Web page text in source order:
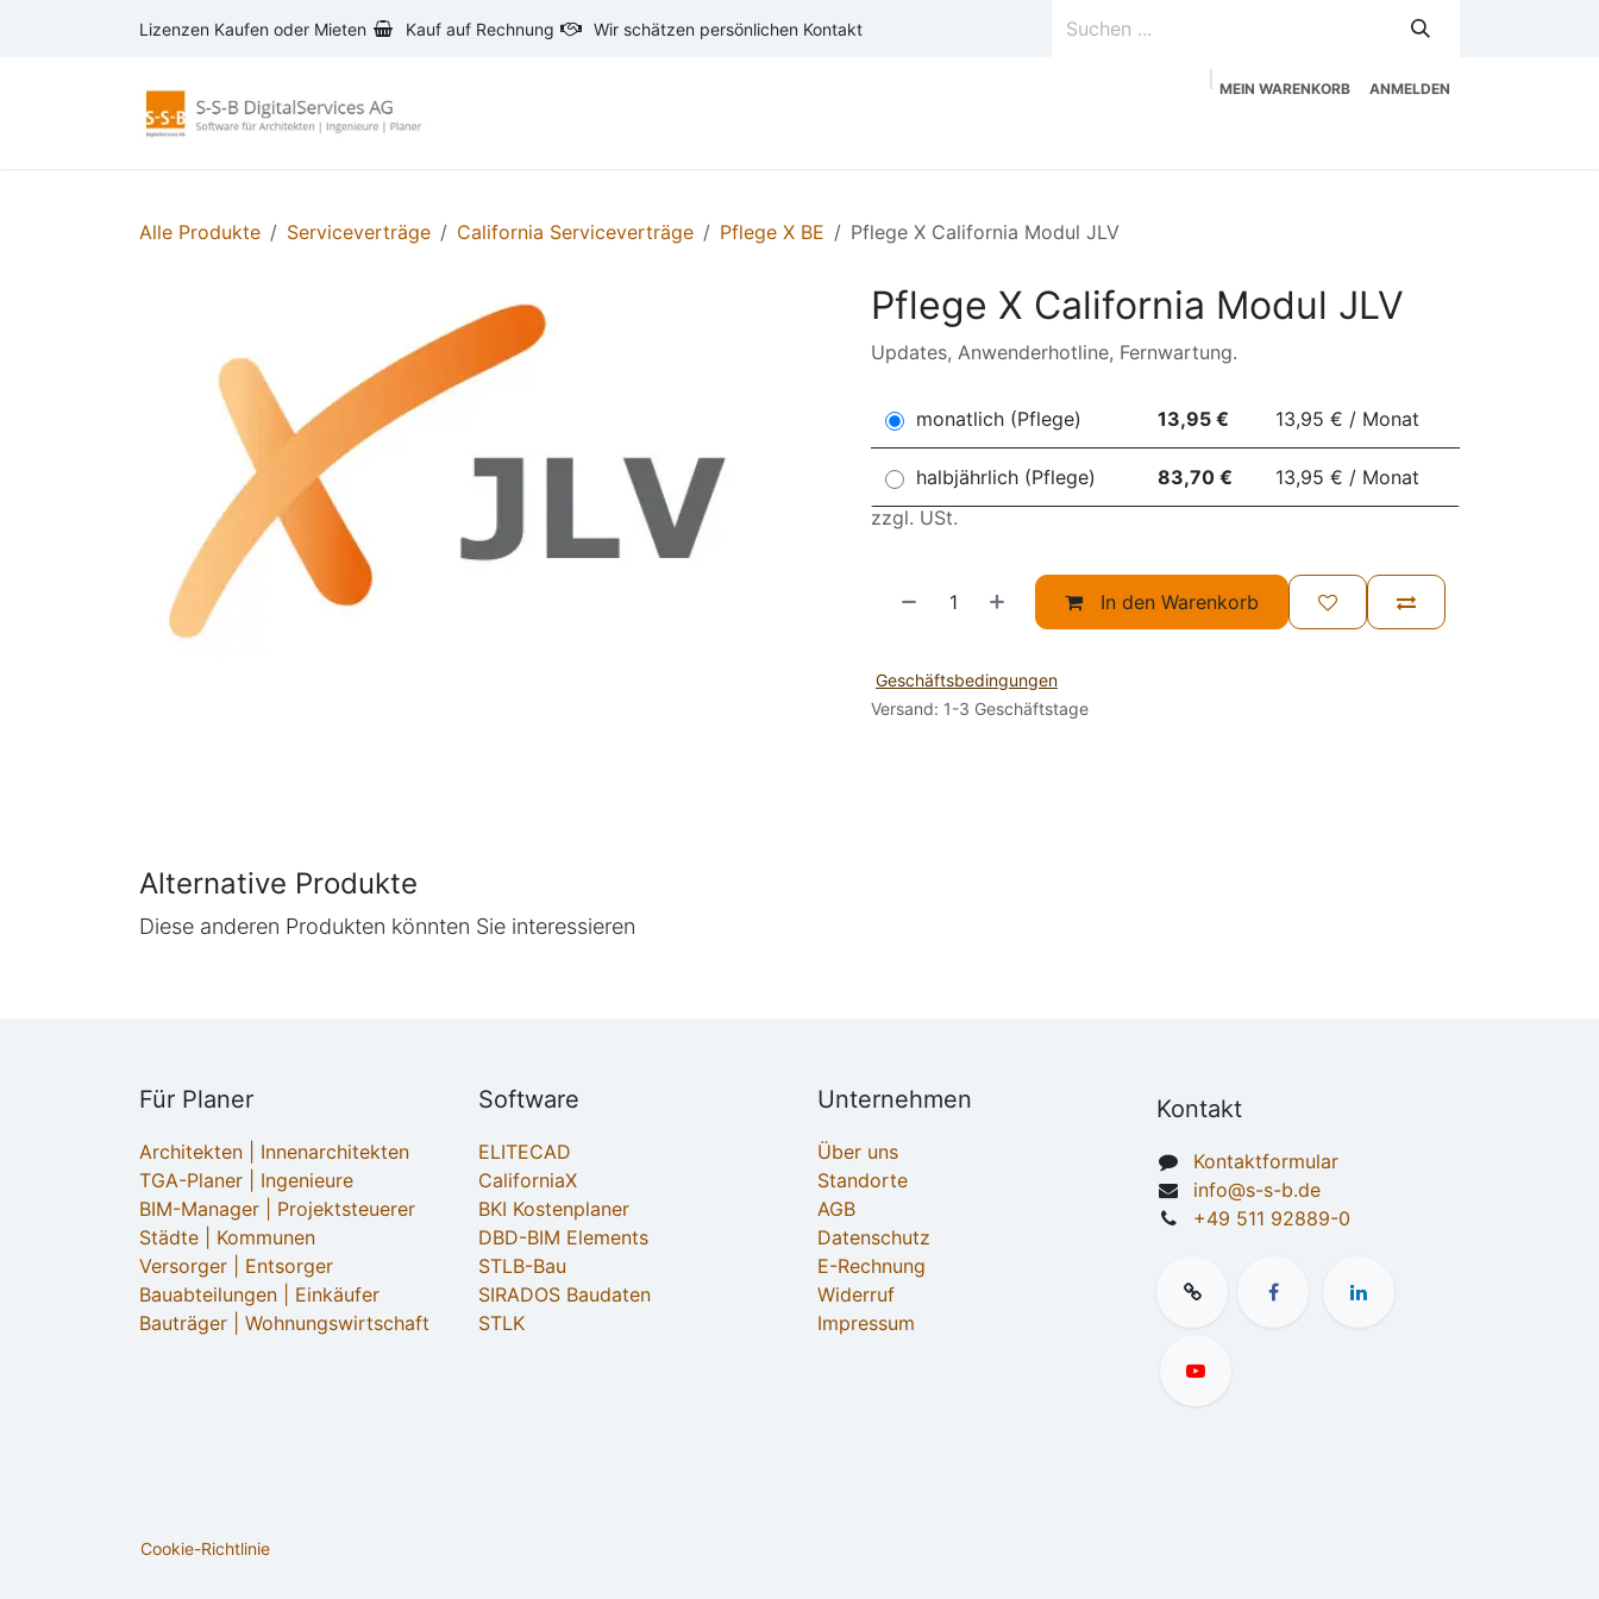
Lizenzen Kaufen oder Mieten Kauf auf Rechnung Wir schätzen persönlichen Kontakt
MEIN WARENKORB ANMELDEN
Alle Produkte Serviceverträge California Serviceverträge Pflege X BE Pflege X California Modul JLV
Pflege X California Modul JLV
Updates, Anwenderhotline, Fernwartung.
monatlich (Pflege) 13,95 € 13,95 € / Monat
halbjährlich (Pflege) 83,70 €
13,95 € / Monat
zzgl. USt.
In den Warenkorb
Geschäftsbedingungen
Versand: 1-3 Geschäftstage
Alternative Produkte
Diese anderen Produkten könnten Sie interessieren
Für Planer
Architekten | Innenarchitekten
TGA-Planer | Ingenieure
BIM-Manager | Projektsteuerer
Städte | Kommunen
Versorger | Entsorger
Bauabteilungen | Einkäufer
Bauträger | Wohnungswirtschaft
Software
ELITECAD
CaliforniaX
BKI Kostenplaner
DBD-BIM Elements
STLB-Bau
SIRADOS Baudaten
STLK
Unternehmen
Über uns
Standorte
AGB
Datenschutz
E-Rechnung
Widerruf
Impressum
Kontakt
Kontaktformular
info@s-s-b.de
+49 511 92889-0
Cookie-Richtlinie